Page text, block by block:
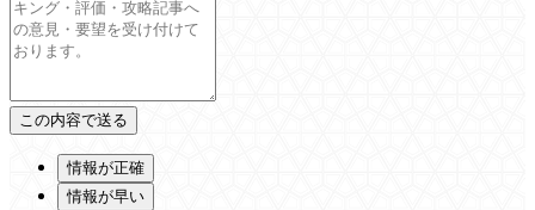
情報が正確
情報が早い